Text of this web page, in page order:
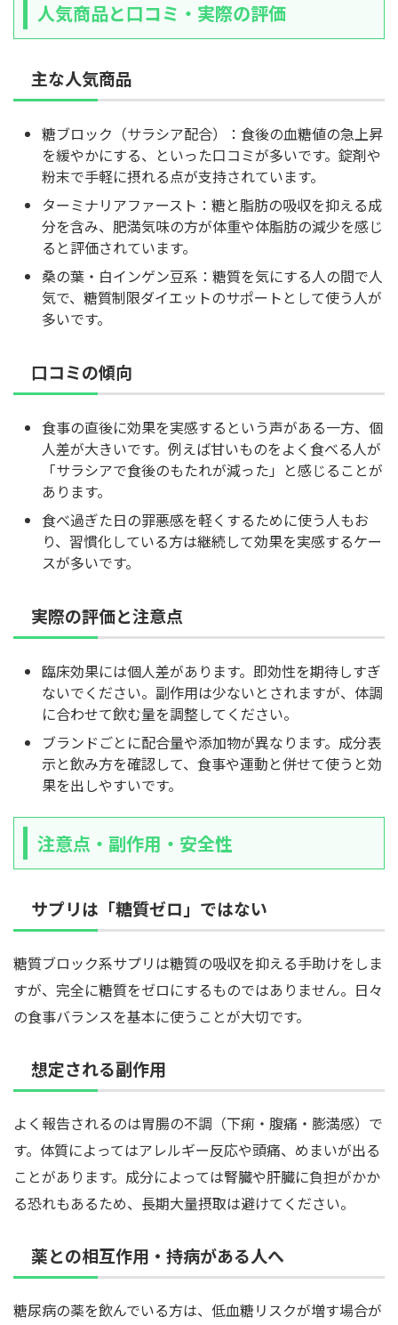
人気商品と口コミ・実際の評価
主な人気商品
糖ブロック（サラシア配合）：食後の血糖値の急上昇
を緩やかにする、といった口コミが多いです。錠剤や
粉末で手軽に摂れる点が支持されています。
ターミナリアファースト：糖と脂肪の吸収を抑える成
分を含み、肥満気味の方が体重や体脂肪の減少を感じ
ると評価されています。
桑の葉・白インゲン豆系：糖質を気にする人の間で人
気で、糖質制限ダイエットのサポートとして使う人が
多いです。
口コミの傾向
食事の直後に効果を実感するという声がある一方、個
人差が大きいです。例えば甘いものをよく食べる人が
「サラシアで食後のもたれが減った」と感じることが
あります。
食べ過ぎた日の罪悪感を軽くするために使う人もお
り、習慣化している方は継続して効果を実感するケー
スが多いです。
実際の評価と注意点
臨床効果には個人差があります。即効性を期待しすぎ
ないでください。副作用は少ないとされますが、体調
に合わせて飲む量を調整してください。
ブランドごとに配合量や添加物が異なります。成分表
示と飲み方を確認して、食事や運動と併せて使うと効
果を出しやすいです。
注意点・副作用・安全性
サプリは「糖質ゼロ」ではない
糖質ブロック系サプリは糖質の吸収を抑える手助けをしま
すが、完全に糖質をゼロにするものではありません。日々
の食事バランスを基本に使うことが大切です。
想定される副作用
よく報告されるのは胃腸の不調（下痢・腹痛・膨満感）で
す。体質によってはアレルギー反応や頭痛、めまいが出る
ことがあります。成分によっては腎臓や肝臓に負担がかか
る恐れもあるため、長期大量摂取は避けてください。
薬との相互作用・持病がある人へ
糖尿病の薬を飲んでいる方は、低血糖リスクが増す場合が